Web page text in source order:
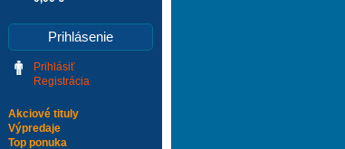
Prihlásenie
Prihlásiť
Registrácia
Akciové tituly
Výpredaje
Top ponuka